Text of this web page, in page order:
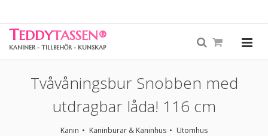
TEDDYTASSEN®
KANINER - TILLBEHÖR - KUNSKAP
Tvåvåningsbur Snobben med
utdragbar låda! 116 cm
Kanin Kaninburar & Kaninhus Utomhus